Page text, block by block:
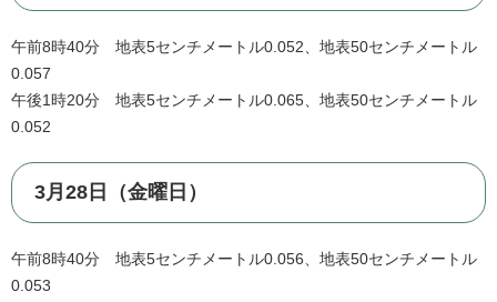
午前8時40分 地表5センチメートル0.052、地表50センチメートル
0.057
午後1時20分 地表5センチメートル0.065、地表50センチメートル
0.052
3月28日（金曜日）
午前8時40分 地表5センチメートル0.056、地表50センチメートル
0.053